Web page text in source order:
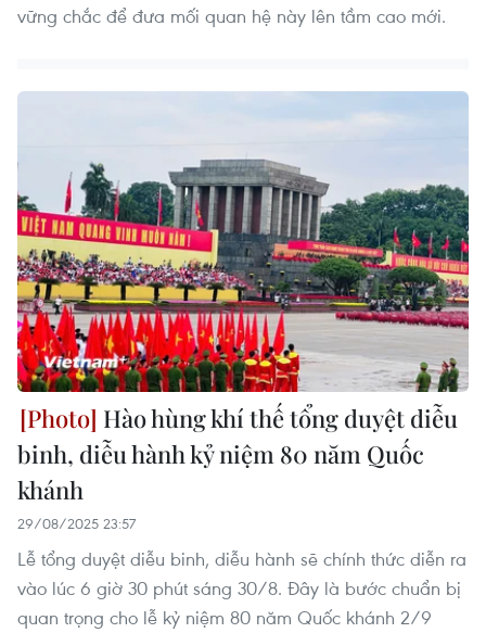
vững chắc để đưa mối quan hệ này lên tầm cao mới.
Hào hùng khí thế tổng duyệt diễu
binh, diễu hành kỷ niệm 80 năm Quốc
khánh
29/08/2025 23:57
Lễ tổng duyệt diễu binh, diễu hành sẽ chính thức diễn ra
vào lúc 6 giờ 30 phút sáng 30/8. Đây là bước chuẩn bị
quan trọng cho lễ kỷ niệm 80 năm Quốc khánh 2/9